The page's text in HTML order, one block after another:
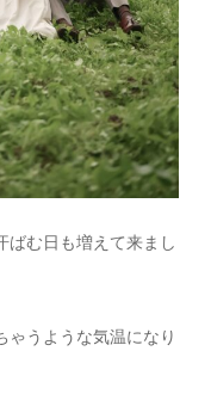
ばむ日も増えて来まし
ゃうような気温になり